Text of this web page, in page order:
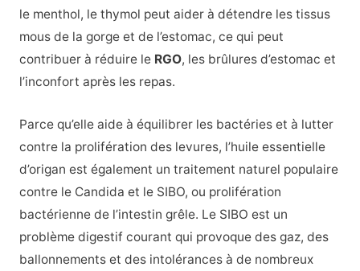
le menthol, le thymol peut aider à détendre les tissus
mous de la gorge et de l’estomac, ce qui peut
contribuer à réduire le RGO, les brûlures d’estomac et
l’inconfort après les repas.
Parce qu’elle aide à équilibrer les bactéries et à lutter
contre la prolifération des levures, l’huile essentielle
d’origan est également un traitement naturel populaire
contre le Candida et le SIBO, ou prolifération
bactérienne de l’intestin grêle. Le SIBO est un
problème digestif courant qui provoque des gaz, des
ballonnements et des intolérances à de nombreux